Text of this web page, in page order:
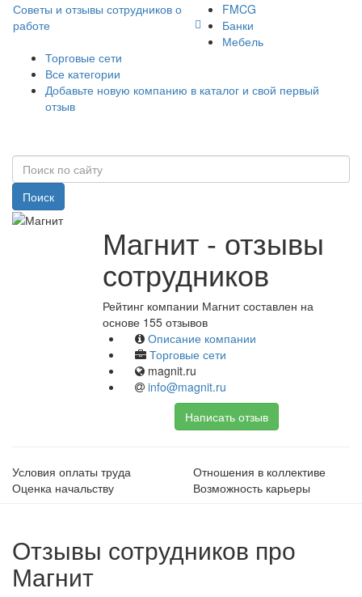
Советы и отзывы сотрудников о
работе
FMCG
Банки
Мебель
Торговые сети
Все категории
Добавьте новую компанию в каталог и свой первый
отзыв
Поиск
Магнит - отзывы
сотрудников
Рейтинг компании Магнит составлен на
основе 155 отзывов
Описание компании
Торговые сети
magnit.ru
info@magnit.ru
Написать отзыв
Условия оплаты труда
Отношения в коллективе
Оценка начальству
Возможность карьеры
Отзывы сотрудников про
Магнит